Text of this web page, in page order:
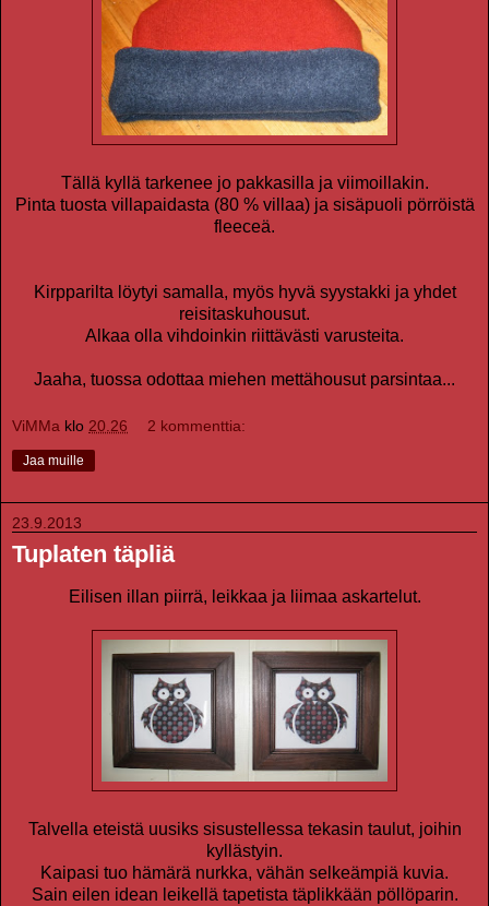
Tällä kyllä tarkenee jo pakkasilla ja viimoillakin.
Pinta tuosta villapaidasta (80 % villaa) ja sisäpuoli pörröistä
fleeceä.
Kirpparilta löytyi samalla, myös hyvä syystakki ja yhdet
reisitaskuhousut.
Alkaa olla vihdoinkin riittävästi varusteita.
Jaaha, tuossa odottaa miehen mettähousut parsintaa...
ViMMa klo 20.26 2 kommenttia:
Jaa muille
23.9.2013
Tuplaten täpliä
Eilisen illan piirrä, leikkaa ja liimaa askartelut.
Talvella eteistä uusiks sisustellessa tekasin taulut, joihin
kyllästyin.
Kaipasi tuo hämärä nurkka, vähän selkeämpiä kuvia.
Sain eilen idean leikellä tapetista täplikkään pöllöparin.